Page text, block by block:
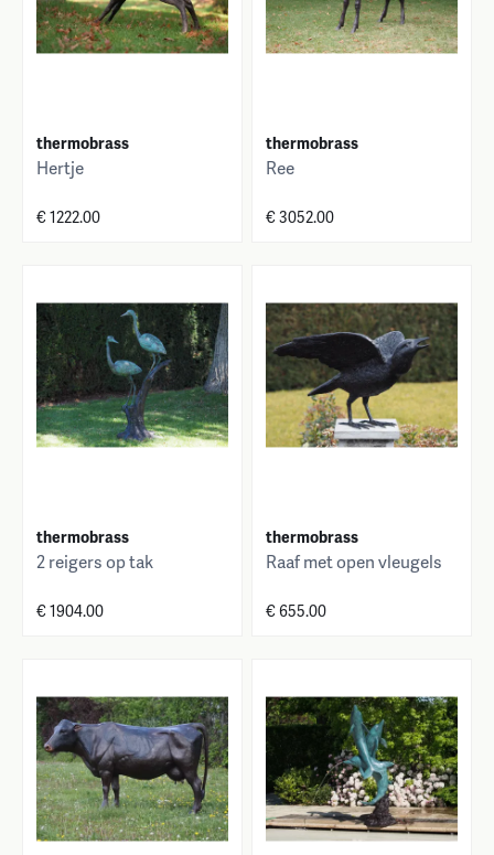
thermobrass
Hertje
€ 1222.00
thermobrass
Ree
€ 3052.00
thermobrass
2 reigers op tak
€ 1904.00
thermobrass
Raaf met open vleugels
€ 655.00